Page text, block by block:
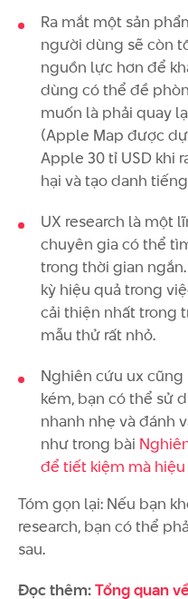
Ra mắt một sản
người dùng sẽ còn
nguồn lực hơn để
dùng có thể đề
muốn là phải quay
(Apple Map được
Apple 30 tỉ USD khi
hại và tạo danh
UX research là một
chuyên gia có thể
trong thời gian
kỳ hiệu quả trong
cải thiện nhất trong
mẫu thử rất nhỏ.
Nghiên cứu ux
kém, bạn có thể sử
nhanh nhẹ và đánh
như trong bài
để tiết kiệm mà
Tóm gọn lại: Nếu bạn
research, bạn có thể
sau.
Đọc thêm:Tổng quan